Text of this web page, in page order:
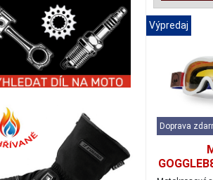
Výpredaj
Doprava